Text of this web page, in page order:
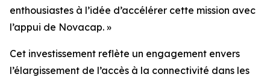
enthousiastes à l’idée d’accélérer cette mission avec
l’appui de Novacap. »
Cet investissement reflète un engagement envers
l’élargissement de l’accès à la connectivité dans les